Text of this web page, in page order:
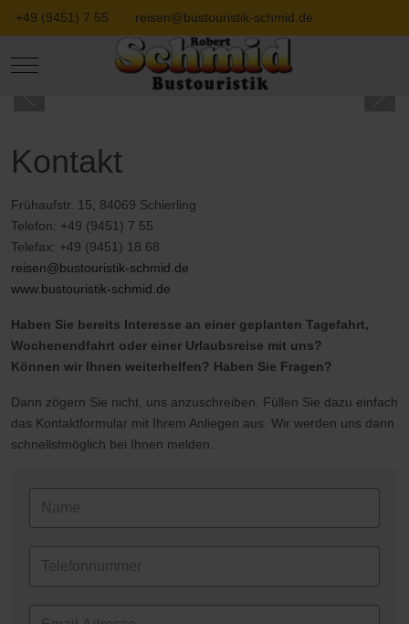
+49 (9451) 7 55 reisen@bustouristik-schmid.de
Mobile Menu Toggle
Kontakt
Frühaufstr. 15, 84069 Schierling
Telefon: +49 (9451) 7 55
Telefax: +49 (9451) 18 68
reisen@bustouristik-schmid.de
www.bustouristik-schmid.de
Haben Sie bereits Interesse an einer geplanten Tagefahrt,
Wochenendfahrt oder einer Urlaubsreise mit uns?
Können wir Ihnen weiterhelfen? Haben Sie Fragen?
Dann zögern Sie nicht, uns anzuschreiben. Füllen Sie dazu einfach
das Kontaktformular mit Ihrem Anliegen aus. Wir werden uns dann
schnellstmöglich bei Ihnen melden.